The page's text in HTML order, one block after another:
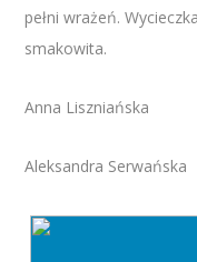
pełni wrażeń.
smakowita.
Anna Liszniańska
Aleksandra Serwańska